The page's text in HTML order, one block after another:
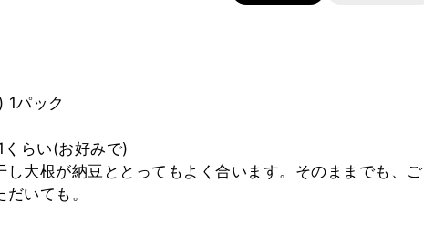
1パック
らい(お好みで)
大根が納豆ととってもよく合います。そのままでも、ご
いても。